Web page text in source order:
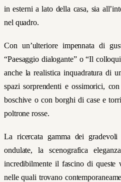
in esterni a lato della casa, sia
nel quadro.
Con un’ulteriore impennata di
“Paesaggio dialogante” o “Il
anche la realistica inquadratura di
spazi sorprendenti e ossimorici,
boschive o con borghi di case e
poltrone rosse.
La ricercata gamma dei
ondulate, la scenografica
incredibilmente il fascino di queste
nelle quali trovano